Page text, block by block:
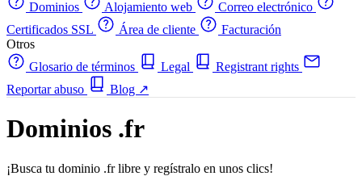
Dominios
Alojamiento web
Correo electrónico
Certificados SSL
Área de cliente
Facturación
Otros
Glosario de términos
Legal
Registrant rights
Reportar abuso
Blog ↗
Dominios .fr
¡Busca tu dominio .fr libre y regístralo en unos clics!